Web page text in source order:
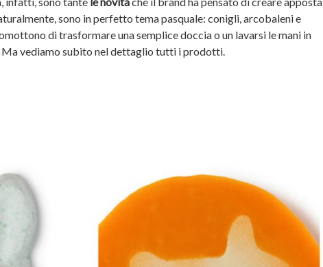
sono in perfetto tema pasquale: conigli, arcobaleni e
di trasformare una semplice doccia o un lavarsi le mani in
Ma vediamo subito nel dettaglio tutti i prodotti.